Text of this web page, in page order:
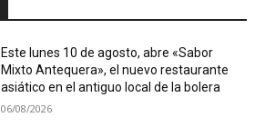
Este lunes 10 de agosto, abre «Sabor
Mixto Antequera», el nuevo restaurante
asiático en el antiguo local de la bolera
06/08/2026